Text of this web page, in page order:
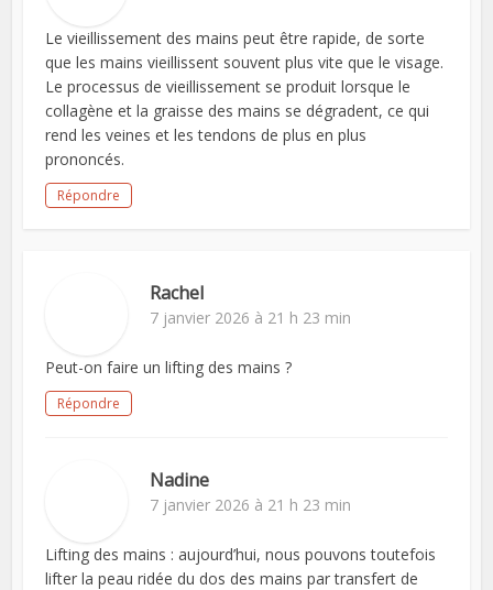
Le vieillissement des mains peut être rapide, de sorte
que les mains vieillissent souvent plus vite que le visage.
Le processus de vieillissement se produit lorsque le
collagène et la graisse des mains se dégradent, ce qui
rend les veines et les tendons de plus en plus
prononcés.
Répondre
Rachel
7 janvier 2026 à 21 h 23 min
Peut-on faire un lifting des mains ?
Répondre
Nadine
7 janvier 2026 à 21 h 23 min
Lifting des mains : aujourd’hui, nous pouvons toutefois
lifter la peau ridée du dos des mains par transfert de